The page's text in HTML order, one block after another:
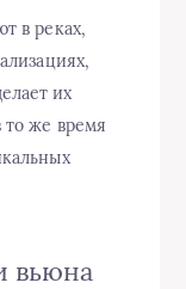
в реках,
их
то же время
вьюна